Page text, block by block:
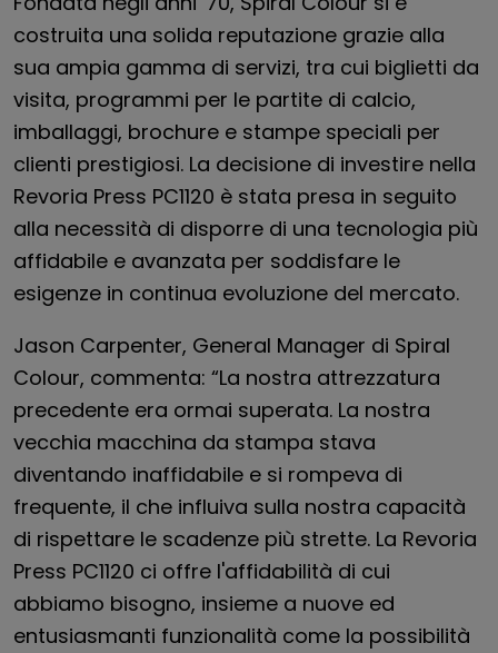
costruita una solida reputazione grazie alla
sua ampia gamma di servizi, tra cui biglietti da
visita, programmi per le partite di calcio,
imballaggi, brochure e stampe speciali per
clienti prestigiosi. La decisione di investire nella
Revoria Press PC1120 è stata presa in seguito
alla necessità di disporre di una tecnologia più
affidabile e avanzata per soddisfare le
esigenze in continua evoluzione del mercato.
Jason Carpenter, General Manager di Spiral
Colour, commenta: “La nostra attrezzatura
precedente era ormai superata. La nostra
vecchia macchina da stampa stava
diventando inaffidabile e si rompeva di
frequente, il che influiva sulla nostra capacità
di rispettare le scadenze più strette. La Revoria
Press PC1120 ci offre l'affidabilità di cui
abbiamo bisogno, insieme a nuove ed
entusiasmanti funzionalità come la possibilità